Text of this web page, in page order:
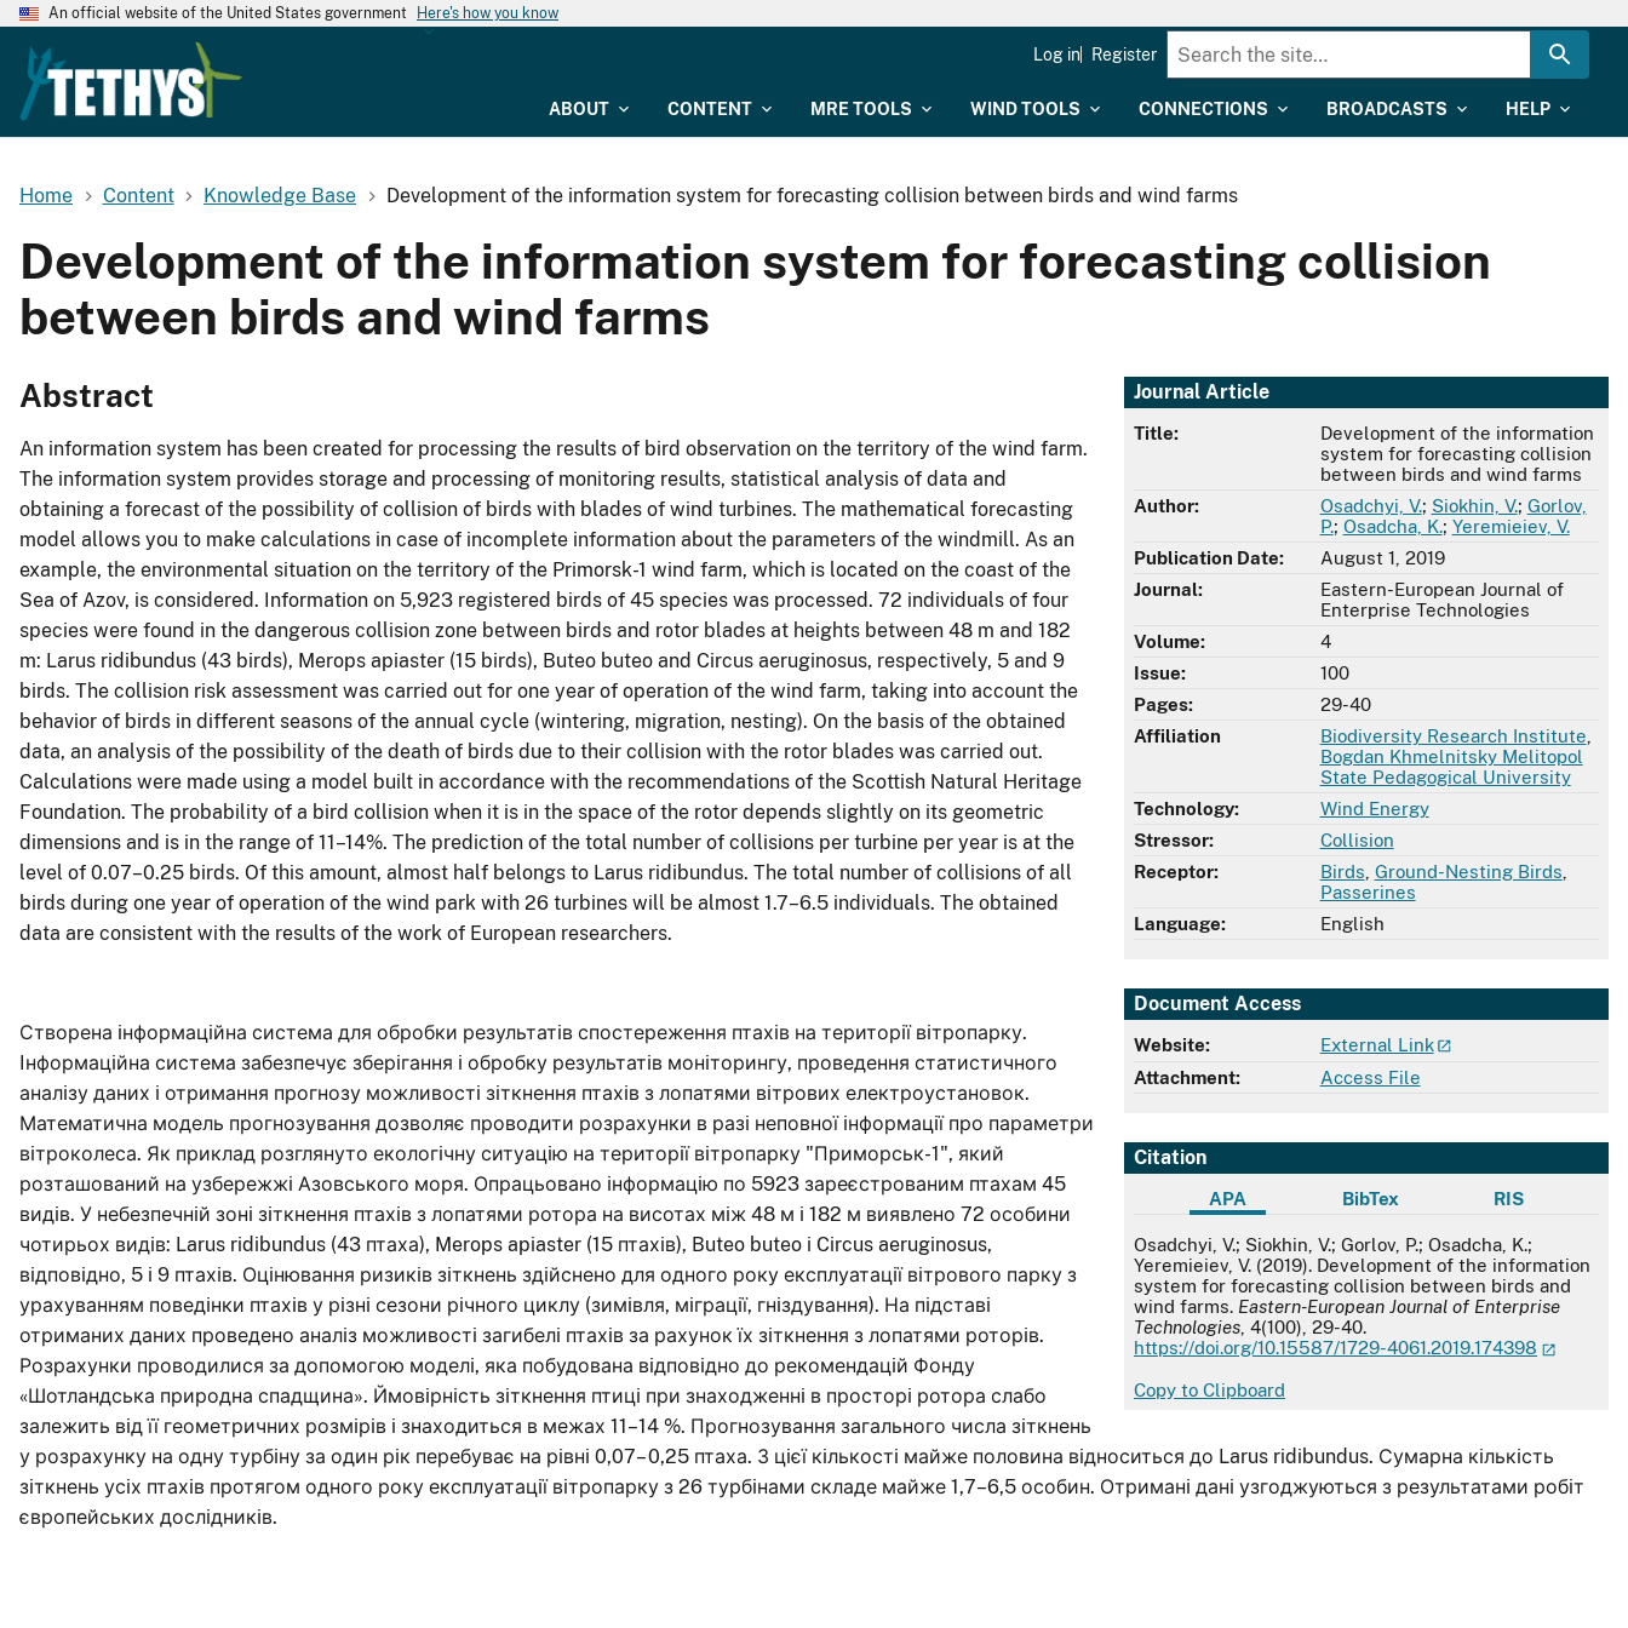
An official website of the United States government Here's how you know
ABOUT CONTENT MRE TOOLS WIND TOOLS CONNECTIONS BROADCASTS HELP
Log in Register
Home Content Knowledge Base Development of the information system for forecasting collision between birds and wind farms
Development of the information system for forecasting collision
between birds and wind farms
Journal Article
Title:
Development of the information
system for forecasting collision
between birds and wind farms
Author:
Osadchyi, V.; Siokhin, V.; Gorlov,
P.; Osadcha, K.; Yeremieiev, V.
Publication Date:
August 1, 2019
Journal:
Eastern-European Journal of
Enterprise Technologies
Volume:
4
Issue:
100
Pages:
29-40
Affiliation
Biodiversity Research Institute
Bogdan Khmelnitsky Melitopol
State Pedagogical University
Technology:
Wind Energy
Stressor:
Collision
Receptor:
Birds Ground-Nesting Birds
Passerines
Language:
English
Document Access
Website:
External Link
Attachment:
Access File
Citation
APA BibTex RIS
APA
Osadchyi, V.; Siokhin, V.; Gorlov, P.; Osadcha, K.;
Yeremieiev, V. (2019). Development of the information
system for forecasting collision between birds and
wind farms. Eastern-European Journal of Enterprise
Technologies , 4(100), 29-40.
https://doi.org/10.15587/1729-4061.2019.174398
Copy to Clipboard
Abstract
An information system has been created for processing the results of bird observation on the territory of the wind farm.
The information system provides storage and processing of monitoring results, statistical analysis of data and
obtaining a forecast of the possibility of collision of birds with blades of wind turbines. The mathematical forecasting
model allows you to make calculations in case of incomplete information about the parameters of the windmill. As an
example, the environmental situation on the territory of the Primorsk-1 wind farm, which is located on the coast of the
Sea of Azov, is considered. Information on 5,923 registered birds of 45 species was processed. 72 individuals of four
species were found in the dangerous collision zone between birds and rotor blades at heights between 48 m and 182
m: Larus ridibundus (43 birds), Merops apiaster (15 birds), Buteo buteo and Circus aeruginosus, respectively, 5 and 9
birds. The collision risk assessment was carried out for one year of operation of the wind farm, taking into account the
behavior of birds in different seasons of the annual cycle (wintering, migration, nesting). On the basis of the obtained
data, an analysis of the possibility of the death of birds due to their collision with the rotor blades was carried out.
Calculations were made using a model built in accordance with the recommendations of the Scottish Natural Heritage
Foundation. The probability of a bird collision when it is in the space of the rotor depends slightly on its geometric
dimensions and is in the range of 11–14%. The prediction of the total number of collisions per turbine per year is at the
level of 0.07–0.25 birds. Of this amount, almost half belongs to Larus ridibundus. The total number of collisions of all
birds during one year of operation of the wind park with 26 turbines will be almost 1.7–6.5 individuals. The obtained
data are consistent with the results of the work of European researchers.
Створена iнформацiйна система для обробки результатiв спостереження птахiв на територiї вiтропарку.
Iнформацiйна система забезпечує зберiгання i обробку результатiв монiторингу, проведення статистичного
аналiзу даних i отримання прогнозу можливостi зiткнення птахiв з лопатями вiтрових електроустановок.
Математична модель прогнозування дозволяє проводити розрахунки в разi неповної iнформацiї про параметри
вiтроколеса. Як приклад розглянуто екологiчну ситуацiю на територiї вiтропарку "Приморськ-1", який
розташований на узбережжi Азовського моря. Опрацьовано iнформацiю по 5923 зареєстрованим птахам 45
видiв. У небезпечнiй зонi зiткнення птахiв з лопатями ротора на висотах мiж 48 м i 182 м виявлено 72 особини
чотирьох видiв: Larus ridibundus (43 птаха), Merops apiaster (15 птахiв), Buteo buteo i Circus aeruginosus,
вiдповiдно, 5 i 9 птахiв. Оцiнювання ризикiв зiткнень здiйснено для одного року експлуатацiї вiтрового парку з
урахуванням поведiнки птахiв у рiзнi сезони рiчного циклу (зимiвля, мiграцiї, гнiздування). На пiдставi
отриманих даних проведено аналiз можливостi загибелi птахiв за рахунок їх зiткнення з лопатями роторiв.
Розрахунки проводилися за допомогою моделi, яка побудована вiдповiдно до рекомендацiй Фонду
«Шотландська природна спадщина». Ймовiрнiсть зiткнення птицi при знаходженнi в просторi ротора слабо
залежить вiд її геометричних розмiрiв i знаходиться в межах 11–14 %. Прогнозування загального числа зiткнень
у розрахунку на одну турбiну за один рiк перебуває на рiвнi 0,07– 0,25 птаха. З цiєї кiлькостi майже половина вiдноситься до Larus ridibundus. Сумарна кiлькiсть
зiткнень усiх птахiв протягом одного року експлуатацiї вiтропарку з 26 турбiнами складе майже 1,7–6,5 особин. Отриманi данi узгоджуються з результатами робiт
європейських дослiдникiв.